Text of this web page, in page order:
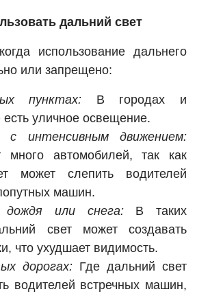
дальний свет
использование дальнего
или запрещено:
пунктах: В городах и
есть уличное освещение.
интенсивным движением:
много автомобилей, так как
может слепить водителей
машин.
дождя или снега:В таких
свет может создавать
что ухудшает видимость.
дорогах: Где дальний свет
водителей встречных машин,